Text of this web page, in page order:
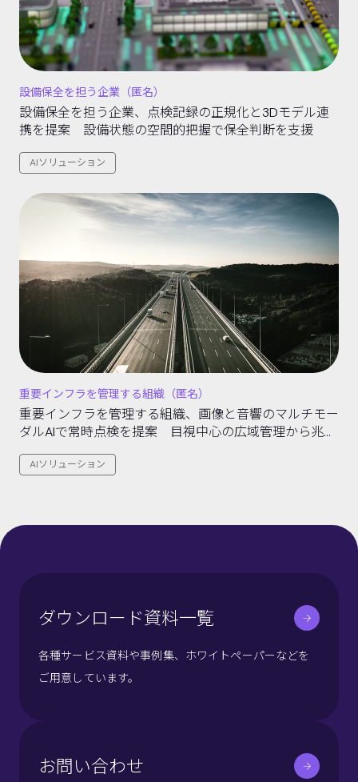
設備保全を担う企業（匿名）
設備保全を担う企業、点検記録の正規化と3Dモデル連
携を提案 設備状態の空間的把握で保全判断を支援
AIソリューション
重要インフラを管理する組織（匿名）
重要インフラを管理する組織、画像と音響のマルチモー
ダルAIで常時点検を提案 目視中心の広域管理から兆候
AIソリューション
ダウンロード資料一覧
各種サービス資料や事例集、ホワイトペーパーなどを
ご用意しています。
お問い合わせ